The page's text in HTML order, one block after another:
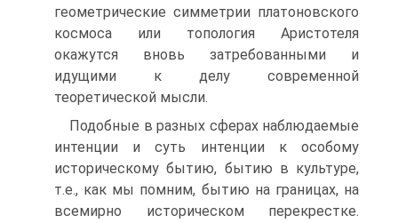
геометрические симметрии платоновского
космоса или топология Аристотеля
окажутся вновь затребованными и
идущими к делу современной
теоретической мысли.
Подобные в разных сферах наблюдаемые
интенции и суть интенции к особому
историческому бытию, бытию в культуре,
т.е., как мы помним, бытию на границах, на
всемирно историческом перекрестке.